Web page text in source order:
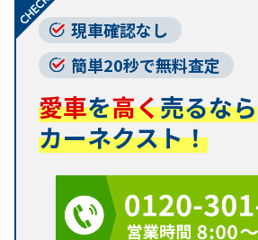
現車確認なし
簡単20秒で無料査定
愛車を高く売るなら
カーネクスト！